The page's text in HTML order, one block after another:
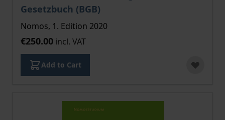
Gesetzbuch (BGB)
Nomos, 1. Edition 2020
€250.00 incl. VAT
Add to Cart